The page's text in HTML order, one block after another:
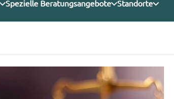
Spezielle Beratungsangebote Standorte